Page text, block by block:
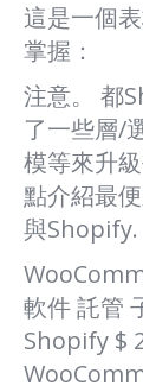
這是一個
掌握：
注意。 都
了一些層/
模等來升
點介紹最
與Shopify.
軟件 託管
Shopify $